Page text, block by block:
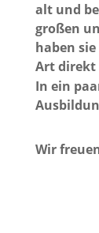
alt und
großen
haben
Art direkt
In ein
Wir